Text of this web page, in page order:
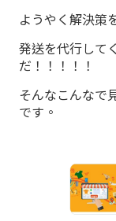
ようやく解決策
発送を代行して
だ！！！！！
そんなこんなで
です。